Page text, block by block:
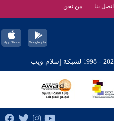
اتصل بنا من نحن